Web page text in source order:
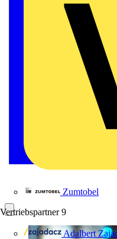
Zumtobel
Vertriebspartner 9
Adalbert